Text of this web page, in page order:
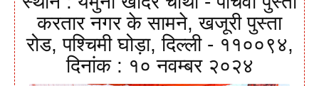
करतार नगर के सामने, खजूरी पुस्ता
रोड, पश्चिमी घोड़ा, दिल्ली - ११००९४,
दिनांक : १० नवम्बर २०२४